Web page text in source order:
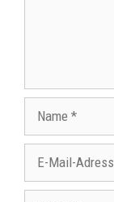
Mail-
Adresse